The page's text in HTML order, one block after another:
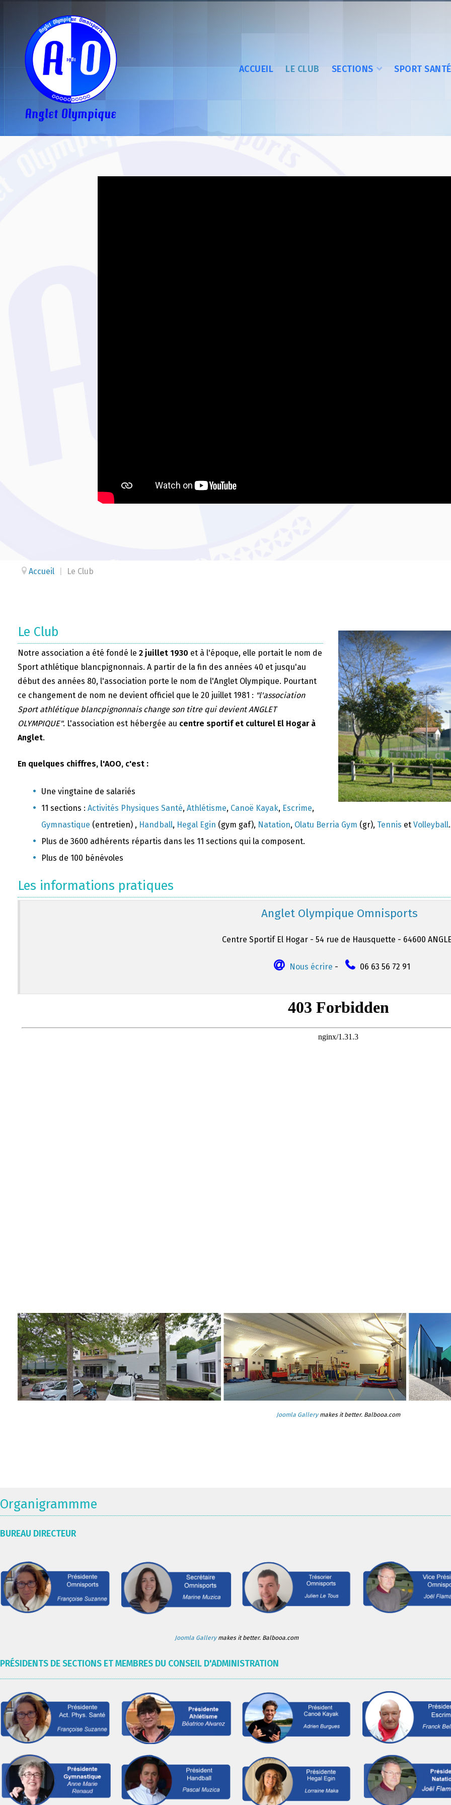
ACCUEIL LE CLUB SECTIONS SPORT SANTÉ
Accueil Le Club
Le Club
Notre association a été fondé le 2 juillet 1930 et à l'époque, elle portait le nom de
Sport athlétique blancpignonnais. A partir de la fin des années 40 et jusqu'au
début des années 80, l'association porte le nom de l'Anglet Olympique. Pourtant
ce changement de nom ne devient officiel que le 20 juillet 1981 : "l'association
Sport athlétique blancpignonnais change son titre qui devient ANGLET
OLYMPIQUE". L'association est hébergée au centre sportif et culturel El Hogar à
Anglet.
En quelques chiffres, l'AOO, c'est :
Une vingtaine de salariés
11 sections : Activités Physiques Santé, Athlétisme, Canoë Kayak, Escrime,
Gymnastique (entretien) , Handball, Hegal Egin (gym gaf), Natation, Olatu Berria Gym (gr), Tennis et Volleyball.
Plus de 3600 adhérents répartis dans les 11 sections qui la composent.
Plus de 100 bénévoles
Les informations pratiques
Anglet Olympique Omnisports
Centre Sportif El Hogar - 54 rue de Hausquette - 64600
Nous écrire - 06 63 56 72 91
Joomla Gallerymakes it better. Balbooa.com
Organigrammme
BUREAU DIRECTEUR
Joomla Gallerymakes it better. Balbooa.com
PRÉSIDENTS DE SECTIONS ET MEMBRES DU CONSEIL D'ADMINISTRATION